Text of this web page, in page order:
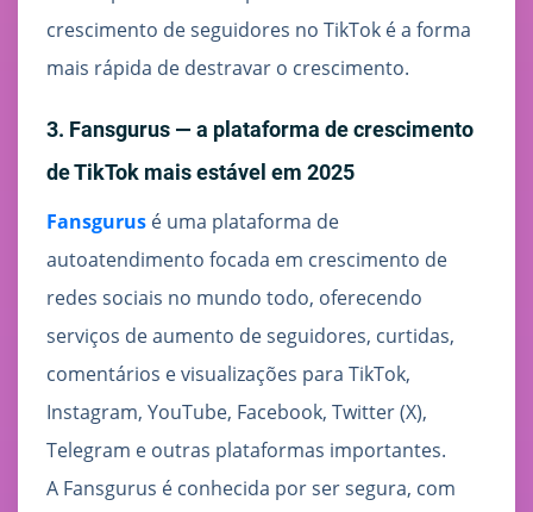
crescimento de seguidores no TikTok é a forma
mais rápida de destravar o crescimento.
3. Fansgurus — a plataforma de crescimento
de TikTok mais estável em 2025
Fansgurus é uma plataforma de
autoatendimento focada em crescimento de
redes sociais no mundo todo, oferecendo
serviços de aumento de seguidores, curtidas,
comentários e visualizações para TikTok,
Instagram, YouTube, Facebook, Twitter (X),
Telegram e outras plataformas importantes.
A Fansgurus é conhecida por ser segura, com